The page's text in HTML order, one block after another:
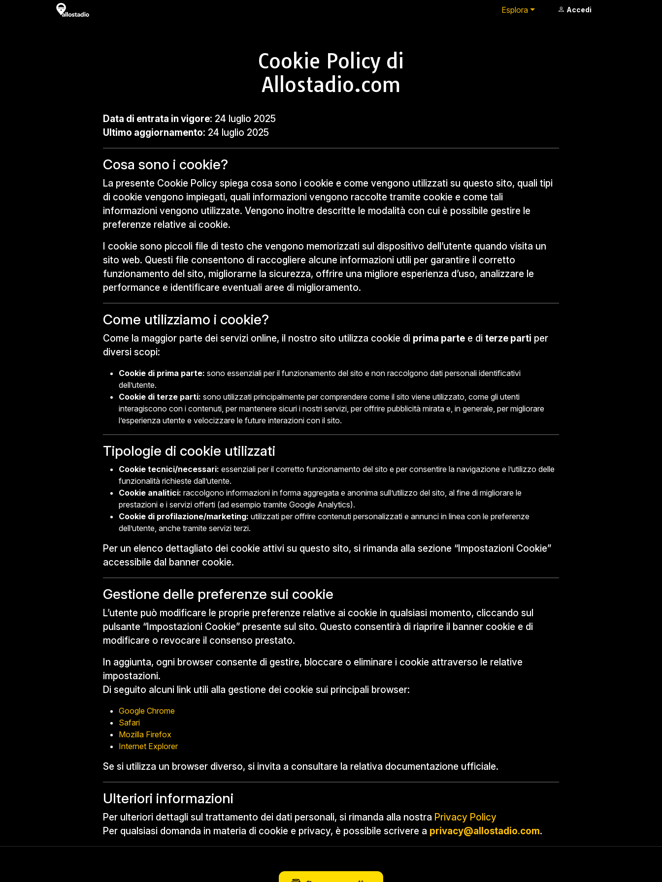
Esplora Accedi
Cookie Policy di
Allostadio.com
Data di entrata in vigore: 24 luglio 2025
Ultimo aggiornamento: 24 luglio 2025
Cosa sono i cookie?
La presente Cookie Policy spiega cosa sono i cookie e come vengono utilizzati su questo sito, quali tipi
di cookie vengono impiegati, quali informazioni vengono raccolte tramite cookie e come tali
informazioni vengono utilizzate. Vengono inoltre descritte le modalità con cui è possibile gestire le
preferenze relative ai cookie.
I cookie sono piccoli file di testo che vengono memorizzati sul dispositivo dell’utente quando visita un
sito web. Questi file consentono di raccogliere alcune informazioni utili per garantire il corretto
funzionamento del sito, migliorarne la sicurezza, offrire una migliore esperienza d’uso, analizzare le
performance e identificare eventuali aree di miglioramento.
Come utilizziamo i cookie?
Come la maggior parte dei servizi online, il nostro sito utilizza cookie di prima parte e di terze parti per
diversi scopi:
Cookie di prima parte: sono essenziali per il funzionamento del sito e non raccolgono dati personali identificativi
dell’utente.
Cookie di terze parti: sono utilizzati principalmente per comprendere come il sito viene utilizzato, come gli utenti
interagiscono con i contenuti, per mantenere sicuri i nostri servizi, per offrire pubblicità mirata e, in generale, per migliorare
l’esperienza utente e velocizzare le future interazioni con il sito.
Tipologie di cookie utilizzati
Cookie tecnici/necessari: essenziali per il corretto funzionamento del sito e per consentire la navigazione e l’utilizzo delle
funzionalità richieste dall’utente.
Cookie analitici: raccolgono informazioni in forma aggregata e anonima sull’utilizzo del sito, al fine di migliorare le
prestazioni e i servizi offerti (ad esempio tramite Google Analytics).
Cookie di profilazione/marketing: utilizzati per offrire contenuti personalizzati e annunci in linea con le preferenze
dell’utente, anche tramite servizi terzi.
Per un elenco dettagliato dei cookie attivi su questo sito, si rimanda alla sezione “Impostazioni Cookie”
accessibile dal banner cookie.
Gestione delle preferenze sui cookie
L’utente può modificare le proprie preferenze relative ai cookie in qualsiasi momento, cliccando sul
pulsante “Impostazioni Cookie” presente sul sito. Questo consentirà di riaprire il banner cookie e di
modificare o revocare il consenso prestato.
In aggiunta, ogni browser consente di gestire, bloccare o eliminare i cookie attraverso le relative
impostazioni.
Di seguito alcuni link utili alla gestione dei cookie sui principali browser:
Google Chrome
Safari
Mozilla Firefox
Internet Explorer
Se si utilizza un browser diverso, si invita a consultare la relativa documentazione ufficiale.
Ulteriori informazioni
Per ulteriori dettagli sul trattamento dei dati personali, si rimanda alla nostra Privacy Policy
Per qualsiasi domanda in materia di cookie e privacy, è possibile scrivere a privacy@allostadio.com.